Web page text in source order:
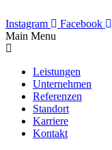
Instagram Facebook
Main Menu
Leistungen
Unternehmen
Referenzen
Standort
Karriere
Kontakt